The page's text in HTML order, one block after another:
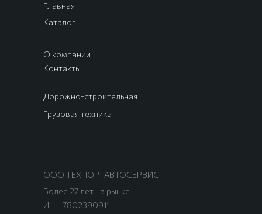
ООО ТЕХПОРТАВТОСЕРВИС
Более 27 лет на рынке
Главная
Каталог
О компании
ИНН 7802390911
Контакты
Дорожно-строительная
Грузовая техника